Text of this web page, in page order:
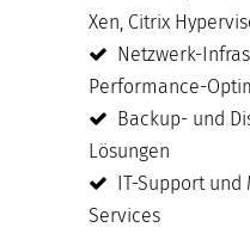
Xen, Citrix
Netzwerk-
Performance-
Backup- und
Lösungen
IT-Support und
Services